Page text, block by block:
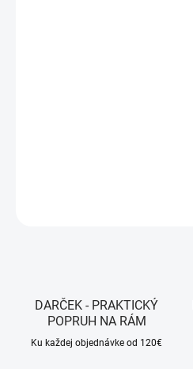
DARČEK - PRAKTICKÝ
POPRUH NA RÁM
Ku každej objednávke od 120€